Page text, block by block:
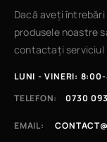
Dacă aveți
produsele noastre
contactați serviciul
LUNI - VINERI:
TELEFON:
0730
EMAIL: